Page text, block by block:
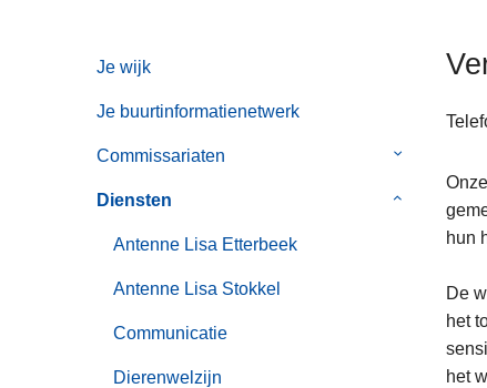
Je wijk
Je buurtinformatienetwerk
Commissariaten
Submenu
Diensten
Submenu
Antenne Lisa Etterbeek
Antenne Lisa Stokkel
Communicatie
Dierenwelzijn
hun
De
het
het